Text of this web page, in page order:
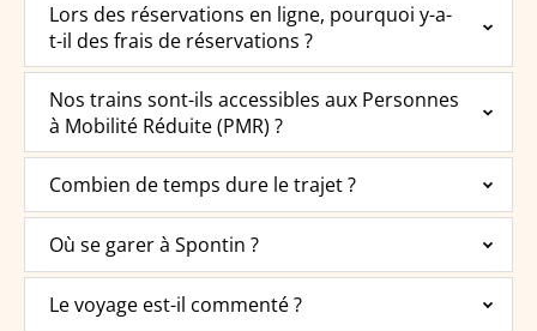
Lors des réservations en ligne, pourquoi y-a-
t-il des frais de réservations ?
Nos trains sont-ils accessibles aux Personnes
à Mobilité Réduite (PMR) ?
Combien de temps dure le trajet ?
Où se garer à Spontin ?
Le voyage est-il commenté ?